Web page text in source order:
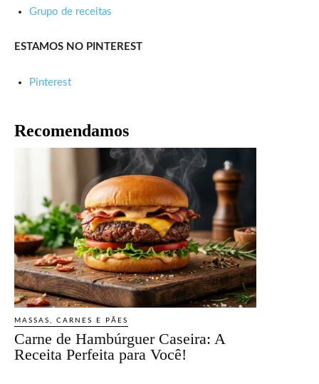
Grupo de receitas
ESTAMOS NO PINTEREST
Pinterest
Recomendamos
MASSAS, CARNES E PÃES
Carne de Hambúrguer Caseira: A
Receita Perfeita para Você!